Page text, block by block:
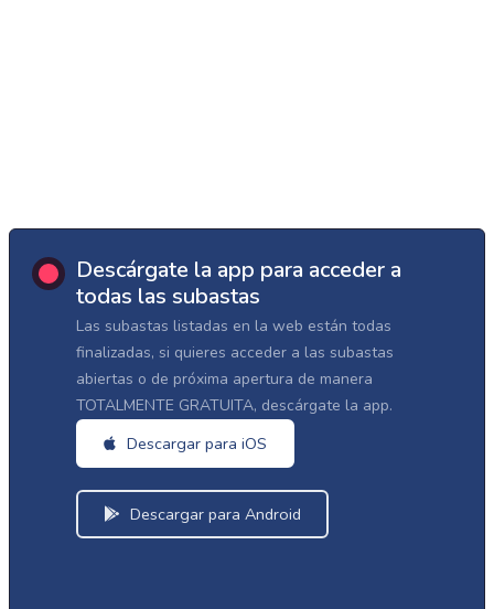
Descárgate la app para acceder a
todas las subastas
Las subastas listadas en la web están todas
finalizadas, si quieres acceder a las subastas
abiertas o de próxima apertura de manera
TOTALMENTE GRATUITA, descárgate la app.
Descargar para iOS
Descargar para Android